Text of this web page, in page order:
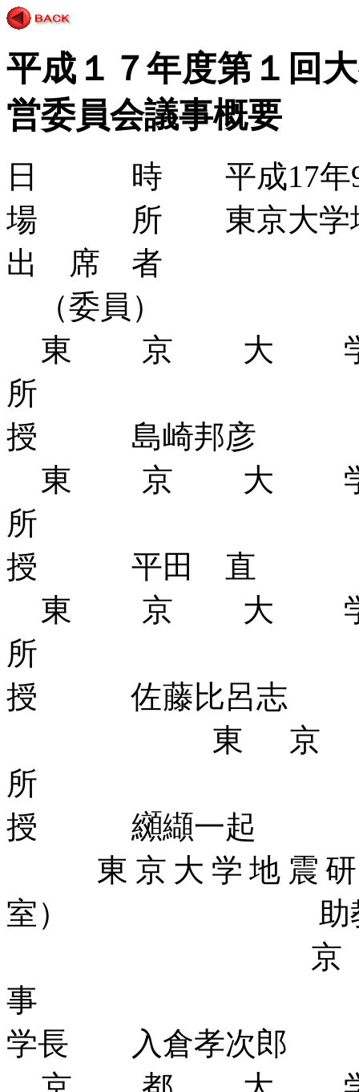
平成１７年度第１回
営委員会議事概要
日 時 平成17年
場 所 東京大学地
出 席 者
（委員）
東京大
授 島崎邦彦
東京大
授 平田 直
東京大
授 佐藤比呂志
東京大
授 纐纈一起
東京大学地震研
室） 助教授
京都
学長 入倉孝次郎